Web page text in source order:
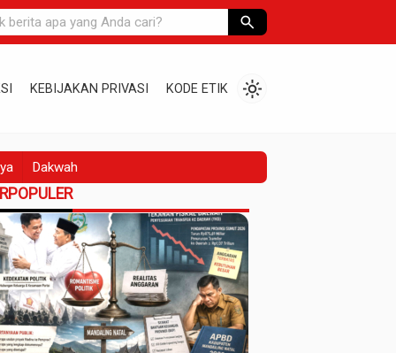
search
KEBIJAKAN PRIVASI KODE ETIK light_mode
Dakwah